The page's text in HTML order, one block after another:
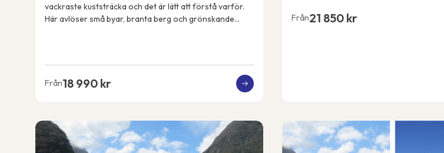
vackraste kuststräcka och det är lätt att förstå varför.
Här avlöser små byar, branta berg och grönskande
Från18 990 kr
Från21 850 kr